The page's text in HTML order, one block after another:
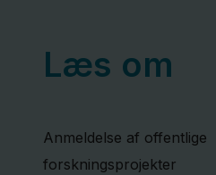
Politik
Job og
uddannelse
Læs om
Anmeldelse af offentlige
forskningsprojekter